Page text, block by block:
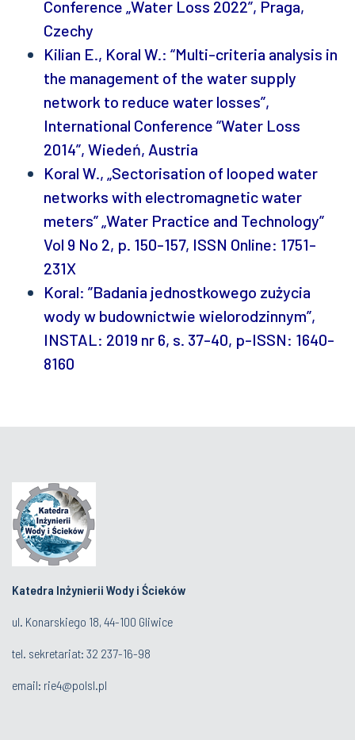
Conference „Water Loss 2022”, Praga,
Czechy
Kilian E., Koral W.: “Multi-criteria analysis in
the management of the water supply
network to reduce water losses”,
International Conference “Water Loss
2014”, Wiedeń, Austria
Koral W., „Sectorisation of looped water
networks with electromagnetic water
meters” „Water Practice and Technology”
Vol 9 No 2, p. 150-157, ISSN Online: 1751-
231X
Koral: ”Badania jednostkowego zużycia
wody w budownictwie wielorodzinnym”,
INSTAL: 2019 nr 6, s. 37-40, p-ISSN: 1640-
8160
Katedra Inżynierii Wody i Ścieków
ul. Konarskiego 18, 44-100 Gliwice
tel. sekretariat: 32 237-16-98
email: rie4@polsl.pl